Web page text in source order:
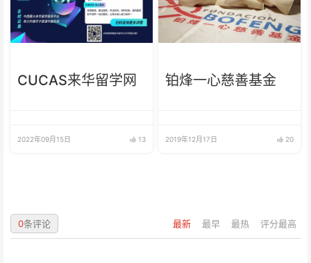
CUCAS来华留学网
2022年09月15日 13
铂烽一心慈善基金
2019年12月17日 20
最新 最早 最热 评分最高
0条评论